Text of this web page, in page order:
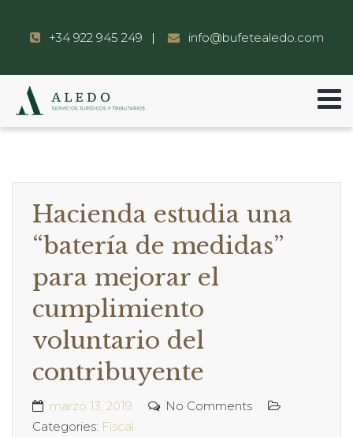
+34 922 945 249 info@bufetealedo.com
Hacienda estudia una
“batería de medidas”
para mejorar el
cumplimiento
voluntario del
contribuyente
marzo 13, 2019
No Comments
Categories: Fiscal